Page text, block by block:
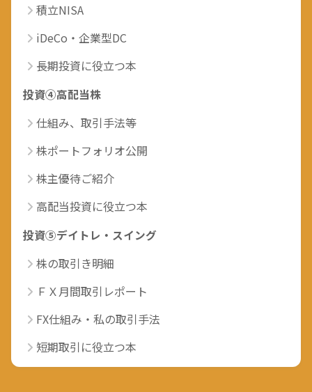
積立NISA
iDeCo・企業型DC
長期投資に役立つ本
投資④高配当株
仕組み、取引手法等
株ポートフォリオ公開
株主優待ご紹介
高配当投資に役立つ本
投資⑤デイトレ・スイング
株の取引き明細
ＦＸ月間取引レポート
FX仕組み・私の取引手法
短期取引に役立つ本